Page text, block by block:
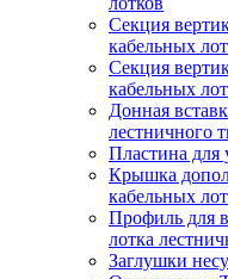
Секция
кабельных
Секция
кабельных
Донная
лестничного
Пластина для
Крышка
кабельных
Профиль для
лотка
Заглушки